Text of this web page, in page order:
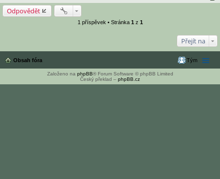
Odpovědět
1 příspěvek • Stránka 1 z 1
Přejít na
Obsah fóra Tým
Založeno na phpBB® Forum Software © phpBB Limited
Český překlad – phpBB.cz